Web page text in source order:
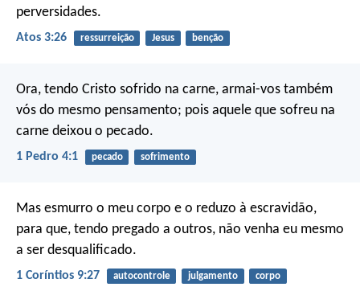
perversidades.
Atos 3:26 ressurreição Jesus benção
Ora, tendo Cristo sofrido na carne, armai-vos também
vós do mesmo pensamento; pois aquele que sofreu na
carne deixou o pecado.
1 Pedro 4:1 pecado sofrimento
Mas esmurro o meu corpo e o reduzo à escravidão,
para que, tendo pregado a outros, não venha eu mesmo
a ser desqualificado.
1 Coríntios 9:27 autocontrole julgamento corpo